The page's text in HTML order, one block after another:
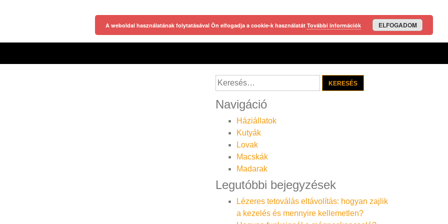
Keresés:
Navigáció
Háziállatok
Kutyák
Lovak
Macskák
Madarak
Legutóbbi bejegyzések
Lézeres tetoválás eltávolítás: hogyan zajlik
a kezelés és mennyire kellemetlen?
A weboldal használatának folytatásával Ön elfogadja a cookie-k használatát További információk ELFOGADOM